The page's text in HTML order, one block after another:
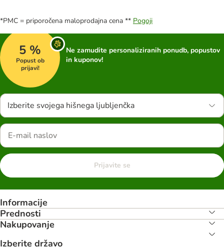
*PMC = priporočena maloprodajna cena ** Pogoji
5 %
Popust ob
prijavi!
Ne zamudite personaliziranih ponudb, popustov
in kuponov!
Izberite svojega hišnega ljubljenčka
Prijavite se
Informacije
Prednosti
Nakupovanje
Izberite državo